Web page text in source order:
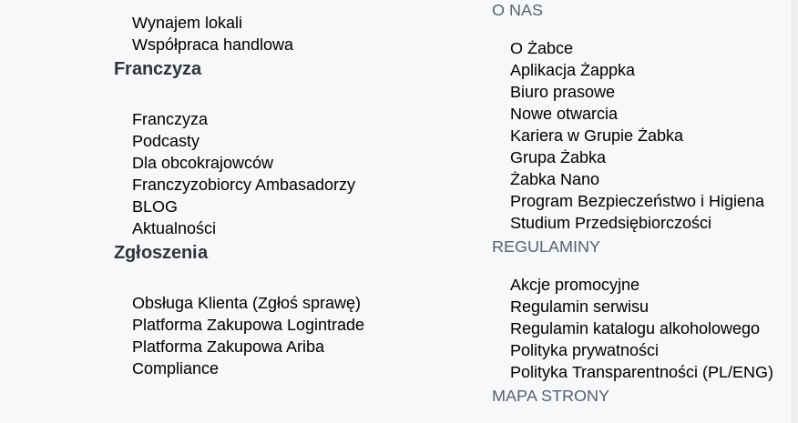
Wynajem lokali
Współpraca handlowa
Franczyza
Franczyza
Podcasty
Dla obcokrajowców
Franczyzobiorcy Ambasadorzy
BLOG
Aktualności
Zgłoszenia
Obsługa Klienta (Zgłoś sprawę)
Platforma Zakupowa Logintrade
Platforma Zakupowa Ariba
Compliance
O NAS
O Żabce
Aplikacja Żappka
Biuro prasowe
Nowe otwarcia
Kariera w Grupie Żabka
Grupa Żabka
Żabka Nano
Program Bezpieczeństwo i Higiena
Studium Przedsiębiorczości
REGULAMINY
Akcje promocyjne
Regulamin serwisu
Regulamin katalogu alkoholowego
Polityka prywatności
Polityka Transparentności (PL/ENG)
MAPA STRONY